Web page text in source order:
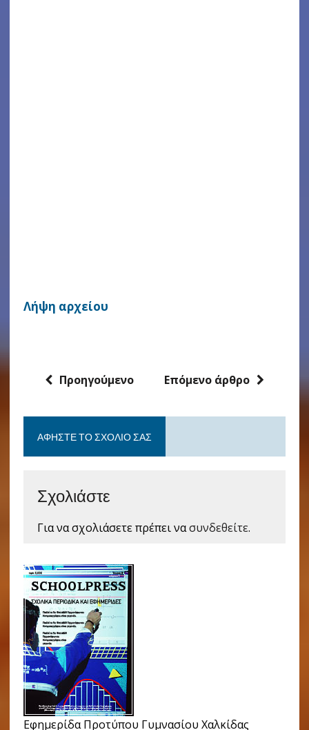
Λήψη αρχείου
Προηγούμενο Επόμενο άρθρο
ΑΦΉΣΤΕ ΤΟ ΣΧΌΛΙΟ ΣΑΣ
Σχολιάστε
Για να σχολιάσετε πρέπει νασυνδεθείτε.
Εφημερίδα Προτύπου Γυμνασίου Χαλκίδας